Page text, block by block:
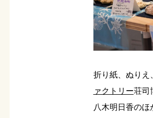
折り紙、ぬりえ
ァクトリー荘司
八木明日香のほ